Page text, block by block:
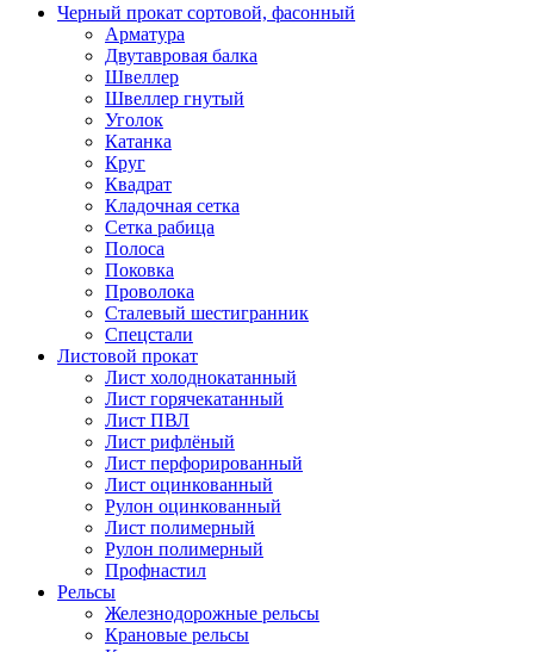
Черный прокат сортовой, фасонный
Арматура
Двутавровая балка
Швеллер
Швеллер гнутый
Уголок
Катанка
Круг
Квадрат
Кладочная сетка
Сетка рабица
Полоса
Поковка
Проволока
Сталевый шестигранник
Спецстали
Листовой прокат
Лист холоднокатанный
Лист горячекатанный
Лист ПВЛ
Лист рифлёный
Лист перфорированный
Лист оцинкованный
Рулон оцинкованный
Лист полимерный
Рулон полимерный
Профнастил
Рельсы
Железнодорожные рельсы
Крановые рельсы